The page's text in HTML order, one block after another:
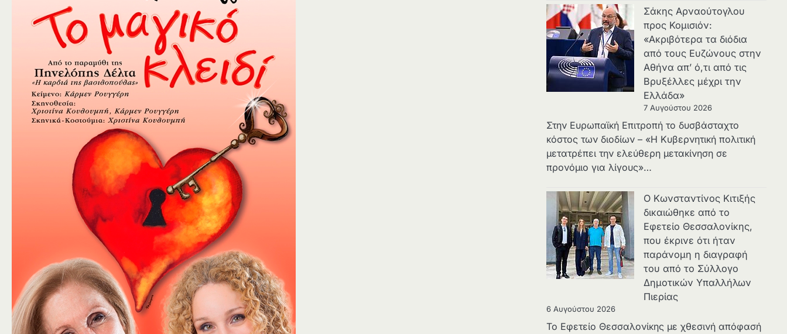
Σάκης Αρναούτογλου
προς Κομισιόν:
«Ακριβότερα τα διόδια
από τους Ευζώνους στην
Αθήνα απ’ ό,τι από τις
Βρυξέλλες μέχρι την
Ελλάδα»
7 Αυγούστου 2026
Στην Ευρωπαϊκή Επιτροπή το δυσβάσταχτο
κόστος των διοδίων – «Η Κυβερνητική πολιτική
μετατρέπει την ελεύθερη μετακίνηση σε
προνόμιο για λίγους»…
Ο Κωνσταντίνος Κιτιξής
δικαιώθηκε από το
Εφετείο Θεσσαλονίκης,
που έκρινε ότι ήταν
παράνομη η διαγραφή
του από το Σύλλογο
Δημοτικών Υπαλλήλων
Πιερίας
6 Αυγούστου 2026
Το Εφετείο Θεσσαλονίκης με χθεσινή απόφασή